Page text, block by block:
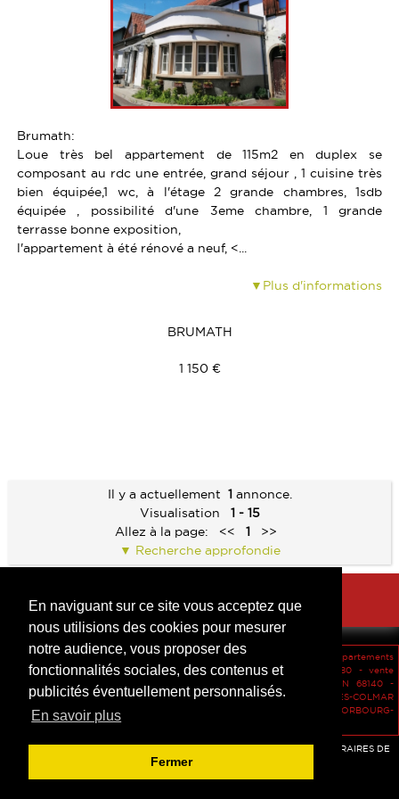
En naviguant sur ce site vous acceptez que
nous utilisions des cookies pour mesurer
notre audience, vous proposer des
fonctionnalités sociales, des contenus et
publicités éventuellement personnalisés.
En savoir plus
Fermer
PROGRAMMES NEUFS
LOCAUX COMMERCIAUX
Brumath:
Loue très bel appartement de 115m2 en duplex se
composant au rdc une entrée, grand séjour , 1 cuisine très
bien équipée,1 wc, à l'étage 2 grande chambres, 1sdb
équipée , possibilité d'une 3eme chambre, 1 grande
terrasse bonne exposition,
l'appartement à été rénové a neuf, <...
Plus d'informations
BRUMATH
1 150 €
Il y a actuellement 1 annonce.
Visualisation
1 - 15
Allez à la page:
<< 1
>>
Recherche approfondie
vente Maisons HERRLISHEIM-PRES-COLMAR 68420 -
vente Appartements
INGERSHEIM 68040 -location Appartements HORBOURG WIHR 68180 -vente
Terrains Herrlisheim-près-Colmar 68420 -
vente Maisons SOULTZEREN 68140 -
location Appartements WALTENHEIM -vendu Maisons HERRLISHEIM-PRES-COLMAR
68420 -vente Appartements BRUMATH 67170 -
location Appartements HORBOURG-
WIHR 68180 -location Appartements BRUMATH 67170 -
HONORAIRES DE
L'AGENCE